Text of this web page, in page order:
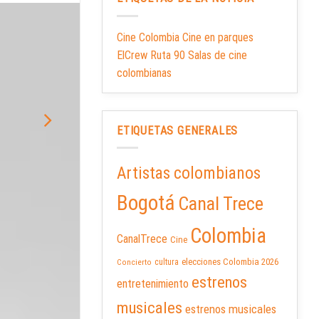
Cine Colombia Cine en parques
ElCrew Ruta 90 Salas de cine
colombianas
ETIQUETAS GENERALES
Artistas colombianos
Bogotá Canal Trece
CanalTrece Cine Colombia
Concierto cultura elecciones Colombia 2026
entretenimiento estrenos
musicales estrenos musicales